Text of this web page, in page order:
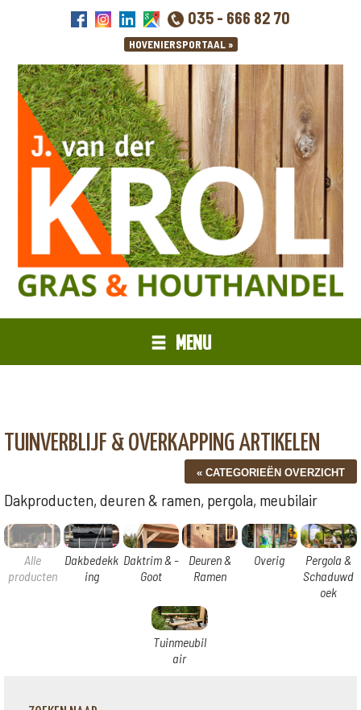
035 - 666 82 70
MENU
TUINVERBLIJF & OVERKAPPING ARTIKELEN
Dakproducten, deuren & ramen, pergola, meubilair
Alle
producten
Dakbedekk
ing
Daktrim & -
Goot
Deuren &
Ramen
Overig
Pergola &
Schaduwd
oek
Tuinmeubil
air